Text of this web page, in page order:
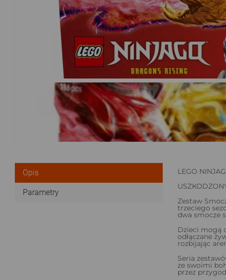
Opis
Parametry
LEGO
Zestaw
trzeciego
dwa smocze
Dzieci mogą
odłączane
rozbijając
Seria
ze swoimi
przez